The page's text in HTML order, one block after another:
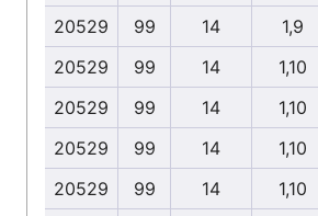
20529 99 14
1,9
20529
99 14
1,10
20529
99 14
1,10
20529
99 14
1,10
20529
99 14
1,10